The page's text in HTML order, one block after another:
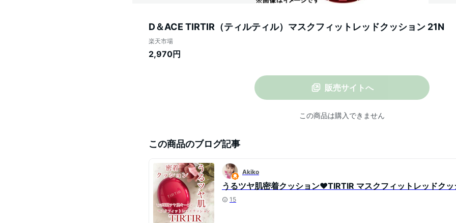
D＆ACE TIRTIR（ティルティル）マスクフィットレッドクッション 21N
楽天市場
2,970円
販売サイトへ
この商品は購入できません
この商品のブログ記事
Akiko
うるツヤ肌密着クッション❤️TIRTIR マスクフィットレッドクッ
15